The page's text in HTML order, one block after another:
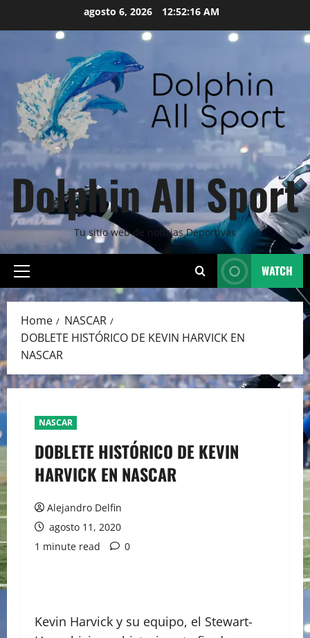
agosto 6, 2026 12:52:17 AM
Dolphin All Sport
Tu sitio web de noticias Deportivas
Primary
Menu
WATCH
Home
NASCAR
DOBLETE HISTÓRICO DE KEVIN HARVICK EN
NASCAR
NASCAR
DOBLETE HISTÓRICO DE KEVIN
HARVICK EN NASCAR
Alejandro Delfin
agosto 11, 2020
1 minute read
0
Kevin Harvick y su equipo, el Stewart-